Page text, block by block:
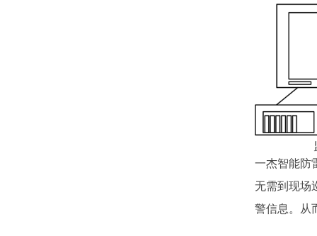
一杰智能防
无需到现场
警信息。从